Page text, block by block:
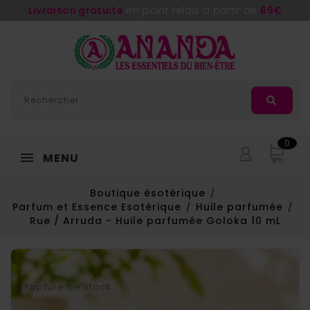
Livraison gratuite 69€
MENU
0
Boutique ésotérique
Parfum et Essence Esotérique
Huile parfumée
Rue / Arruda - Huile parfumée Goloka 10 mL
Rupture de stock